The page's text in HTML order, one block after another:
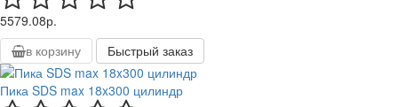
5579.08р.
в корзину
Быстрый заказ
Пика SDS max 18x300 цилиндр